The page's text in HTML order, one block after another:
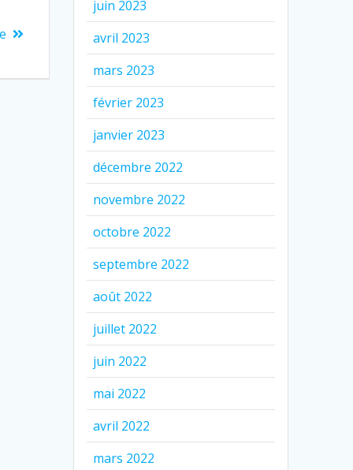
juin 2023
avril 2023
mars 2023
février 2023
janvier 2023
décembre 2022
novembre 2022
octobre 2022
septembre 2022
août 2022
juillet 2022
juin 2022
mai 2022
avril 2022
mars 2022